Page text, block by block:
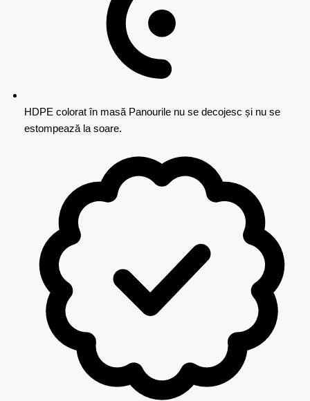
HDPE colorat în masă Panourile nu se decojesc și nu se
estompează la soare.